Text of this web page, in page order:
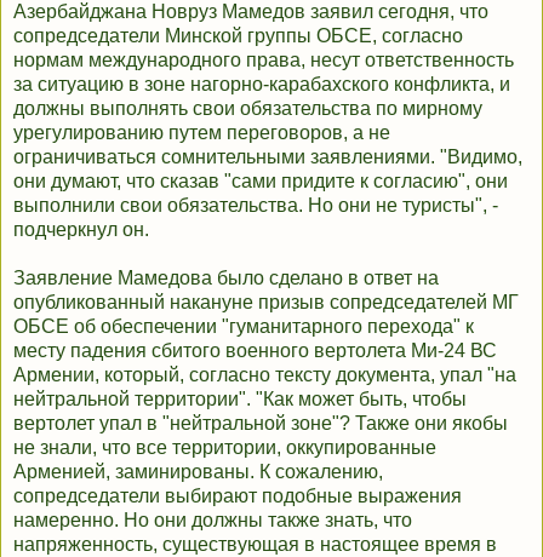
Азербайджана Новруз Мамедов заявил сегодня, что
сопредседатели Минской группы ОБСЕ, согласно
нормам международного права, несут ответственность
за ситуацию в зоне нагорно-карабахского конфликта, и
должны выполнять свои обязательства по мирному
урегулированию путем переговоров, а не
ограничиваться сомнительными заявлениями. "Видимо,
они думают, что сказав "сами придите к согласию", они
выполнили свои обязательства. Но они не туристы", -
подчеркнул он.
Заявление Мамедова было сделано в ответ на
опубликованный накануне призыв сопредседателей МГ
ОБСЕ об обеспечении "гуманитарного перехода" к
месту падения сбитого военного вертолета Ми-24 ВС
Армении, который, согласно тексту документа, упал "на
нейтральной территории". "Как может быть, чтобы
вертолет упал в "нейтральной зоне"? Также они якобы
не знали, что все территории, оккупированные
Арменией, заминированы. К сожалению,
сопредседатели выбирают подобные выражения
намеренно. Но они должны также знать, что
напряженность, существующая в настоящее время в